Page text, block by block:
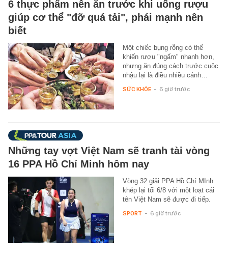
6 thực phẩm nên ăn trước khi uống rượu
giúp cơ thể "đỡ quá tải", phái mạnh nên
biết
Một chiếc bụng rỗng có thể
khiến rượu "ngấm" nhanh hơn,
nhưng ăn đúng cách trước cuộc
nhậu lại là điều nhiều cánh…
SỨC KHỎE - 6 giờ trước
Những tay vợt Việt Nam sẽ tranh tài vòng
16 PPA Hồ Chí Minh hôm nay
Vòng 32 giải PPA Hồ Chí MInh
khép lại tối 6/8 với một loạt cái
tên Việt Nam sẽ được đi tiếp.
SPORT - 6 giờ trước